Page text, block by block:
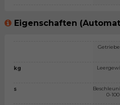
Eigenschaften
kg
s
0-100